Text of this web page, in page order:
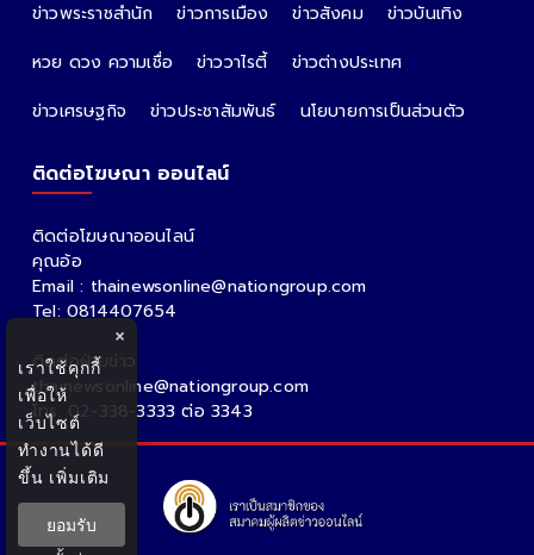
ข่าวพระราชสำนัก ข่าวการเมือง ข่าวสังคม
ข่าวบันเทิง
หวย ดวง ความเชื่อ
ข่าววาไรตี้
ข่าวต่างประเทศ
ข่าวเศรษฐกิจ
ข่าวประชาสัมพันธ์ นโยบายการเป็นส่วนตัว
ติดต่อโฆษณา ออนไลน์
ติดต่อโฆษณาออนไลน์
คุณอ้อ
Email : thainewsonline@nationgroup.com
Tel: 0814407654
ติดต่อฝ่ายข่าว
thainewsonline@nationgroup.com
โทร. 02-338-3333 ต่อ 3343
×
เราใช้คุกกี้
เพื่อให้
เว็บไซต์
ทำงานได้ดี
ขึ้น เพิ่มเติม
ยอมรับ